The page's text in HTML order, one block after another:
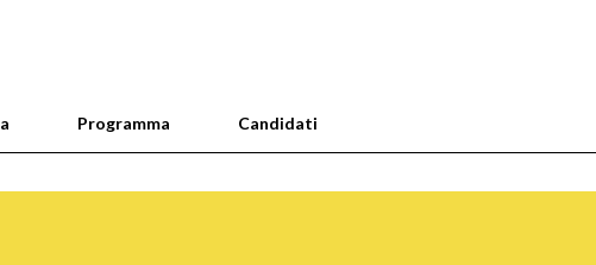
Programma Candidati